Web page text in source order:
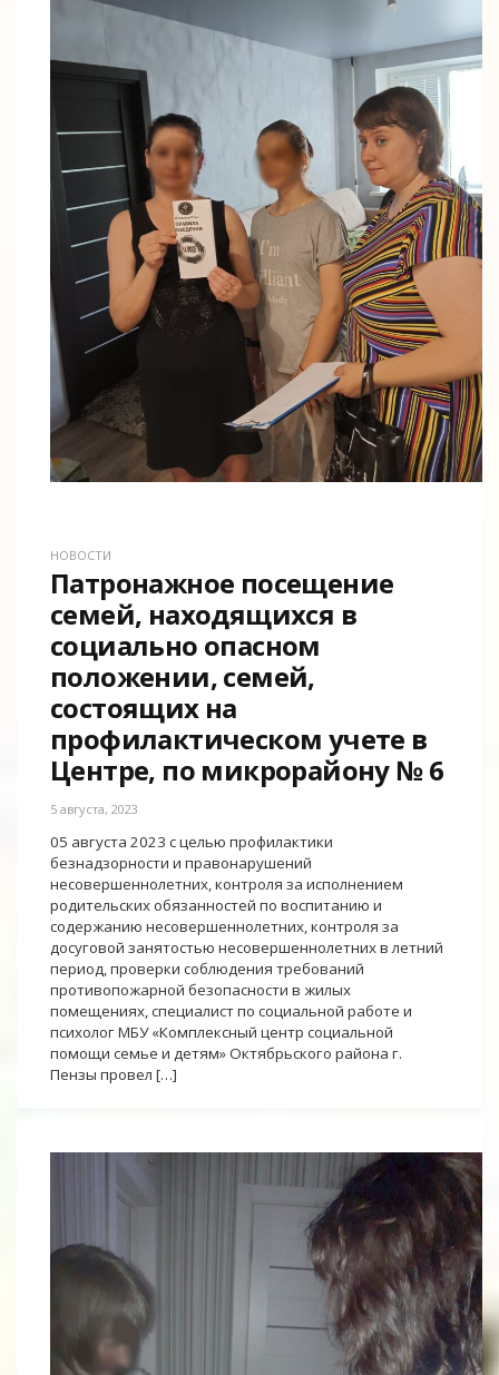
НОВОСТИ
Патронажное посещение
семей, находящихся в
социально опасном
положении, семей,
состоящих на
профилактическом учете в
Центре, по микрорайону № 6
5 августа, 2023
05 августа 2023 с целью профилактики
безнадзорности и правонарушений
несовершеннолетних, контроля за исполнением
родительских обязанностей по воспитанию и
содержанию несовершеннолетних, контроля за
досуговой занятостью несовершеннолетних в летний
период, проверки соблюдения требований
противопожарной безопасности в жилых
помещениях, специалист по социальной работе и
психолог МБУ «Комплексный центр социальной
помощи семье и детям» Октябрьского района г.
Пензы провел […]